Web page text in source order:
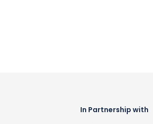
In Partnership with